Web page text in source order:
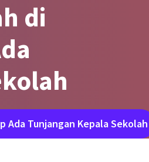
di
Ada Tunjangan Kepala Sekolah